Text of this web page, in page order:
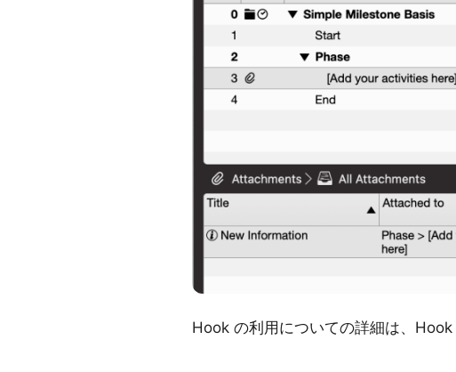
Hook の利用についての詳細は、 Hook